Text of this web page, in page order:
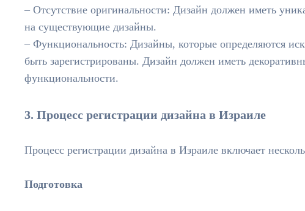
– Отсутствие оригинальности: Дизайн должен иметь
на существующие дизайны.
– Функциональность: Дизайны, которые определяются
быть зарегистрированы. Дизайн должен иметь
функциональности.
3. Процесс регистрации дизайна в Израиле
Процесс регистрации дизайна в Израиле включает
Подготовка